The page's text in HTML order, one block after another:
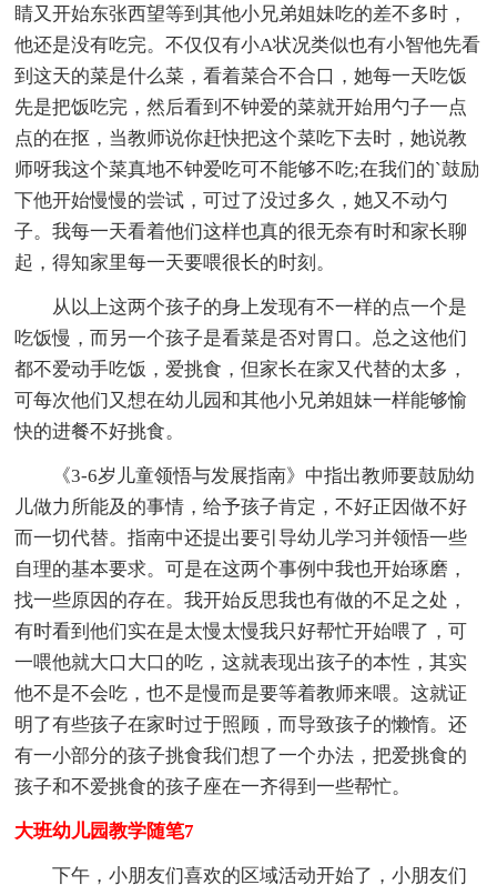
睛又开始东张西望等到其他小兄弟姐妹吃的差不多时，
他还是没有吃完。不仅仅有小A状况类似也有小智他先看
到这天的菜是什么菜，看着菜合不合口，她每一天吃饭
先是把饭吃完，然后看到不钟爱的菜就开始用勺子一点
点的在抠，当教师说你赶快把这个菜吃下去时，她说教
师呀我这个菜真地不钟爱吃可不能够不吃;在我们的`鼓励
下他开始慢慢的尝试，可过了没过多久，她又不动勺
子。我每一天看着他们这样也真的很无奈有时和家长聊
起，得知家里每一天要喂很长的时刻。
从以上这两个孩子的身上发现有不一样的点一个是
吃饭慢，而另一个孩子是看菜是否对胃口。总之这他们
都不爱动手吃饭，爱挑食，但家长在家又代替的太多，
可每次他们又想在幼儿园和其他小兄弟姐妹一样能够愉
快的进餐不好挑食。
《3-6岁儿童领悟与发展指南》中指出教师要鼓励幼
儿做力所能及的事情，给予孩子肯定，不好正因做不好
而一切代替。指南中还提出要引导幼儿学习并领悟一些
自理的基本要求。可是在这两个事例中我也开始琢磨，
找一些原因的存在。我开始反思我也有做的不足之处，
有时看到他们实在是太慢太慢我只好帮忙开始喂了，可
一喂他就大口大口的吃，这就表现出孩子的本性，其实
他不是不会吃，也不是慢而是要等着教师来喂。这就证
明了有些孩子在家时过于照顾，而导致孩子的懒惰。还
有一小部分的孩子挑食我们想了一个办法，把爱挑食的
孩子和不爱挑食的孩子座在一齐得到一些帮忙。
大班幼儿园教学随笔7
下午，小朋友们喜欢的区域活动开始了，小朋友们